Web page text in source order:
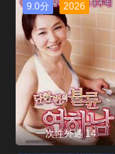
9.0分 2026
一次性外遇 14